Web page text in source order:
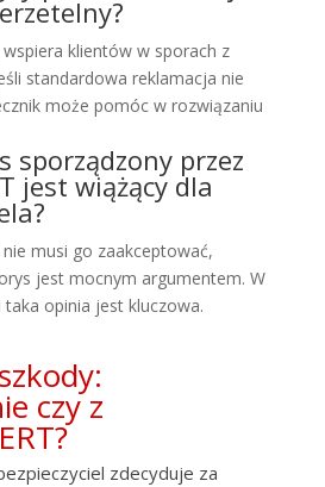
wspiera klientów w sporach z
standardowa reklamacja nie
może pomóc w rozwiązaniu
sporządzony przez
jest wiążący dla
musi go zaakceptować,
jest mocnym argumentem. W
opinia jest kluczowa.
czy z
zdecyduje za